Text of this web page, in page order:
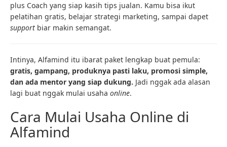
plus Coach yang siap kasih tips jualan. Kamu bisa ikut
pelatihan gratis, belajar strategi marketing, sampai dapet
support biar makin semangat.
Intinya, Alfamind itu ibarat paket lengkap buat pemula:
gratis, gampang, produknya pasti laku, promosi simple,
dan ada mentor yang siap dukung. Jadi nggak ada alasan
lagi buat nggak mulai usaha online.
Cara Mulai Usaha Online di
Alfamind